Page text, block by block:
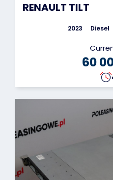
RENAULT TILT
2023 Diesel
60